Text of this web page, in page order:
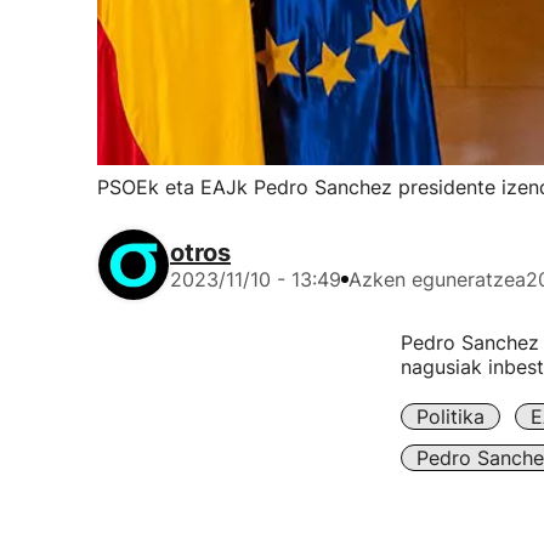
PSOEk eta EAJk Pedro Sanchez presidente
otros
2023/11/10 - 13:49 Azken eguneratzea
Pedro
nagusiak
Politika
Pedro